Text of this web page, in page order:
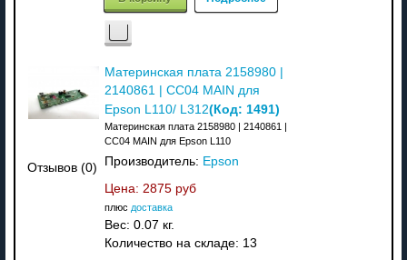
Отзывов (0)
Материнская плата 2158980 |
2140861 | CC04 MAIN для
Epson L110/ L312(Код: 1491)
Материнская плата 2158980 | 2140861 |
CC04 MAIN для Epson L110
Производитель: Epson
Цена: 2875 руб
плюс доставка
Вес: 0.07 кг.
Количество на складе: 13